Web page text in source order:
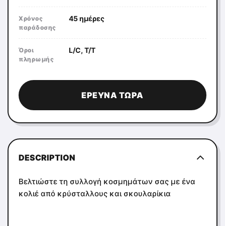
Χρόνος
παράδοσης
45 ημέρες
Όροι
πληρωμής
L/C, T/T
ΈΡΕΥΝΑ ΤΏΡΑ
DESCRIPTION
Βελτιώστε τη συλλογή κοσμημάτων σας με ένα
κολιέ από κρύσταλλους και σκουλαρίκια